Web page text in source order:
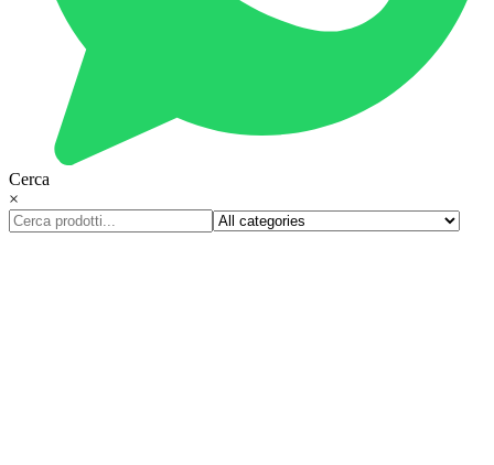
Cerca
×